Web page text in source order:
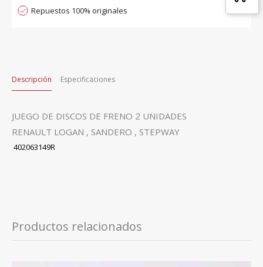
II
Repuestos 100% originales
Descripción Especificaciones
JUEGO DE DISCOS DE FRENO 2 UNIDADES
RENAULT LOGAN , SANDERO , STEPWAY
402063149R
Productos relacionados